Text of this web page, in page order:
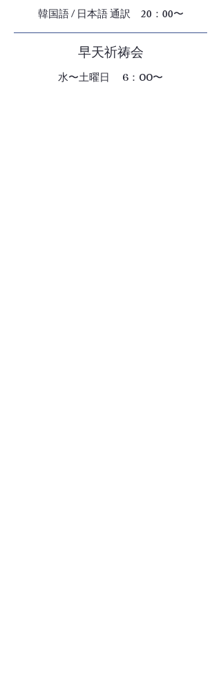
韓国語 / 日本語 通訳 20：00〜
早天祈祷会
水〜土曜日 6：00〜